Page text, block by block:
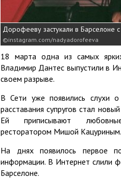
Дорофееву застукали в
instagram.com/nadyadorofeeva
18 марта одна из самых
Владимир Дантес выпустили в
своем разрыве.
В Сети уже появились слухи
расставания супругов стал
Ей приписывают
ресторатором Мишой Кацуриным.
На днях появилось первое
информации. В Интернет слили
Барселоне.